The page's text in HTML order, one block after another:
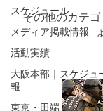
スケジュール
メディア掲載情報
活動実績
大阪本部｜スケジュ
報
東京・田端｜スケジ
その他のカテ